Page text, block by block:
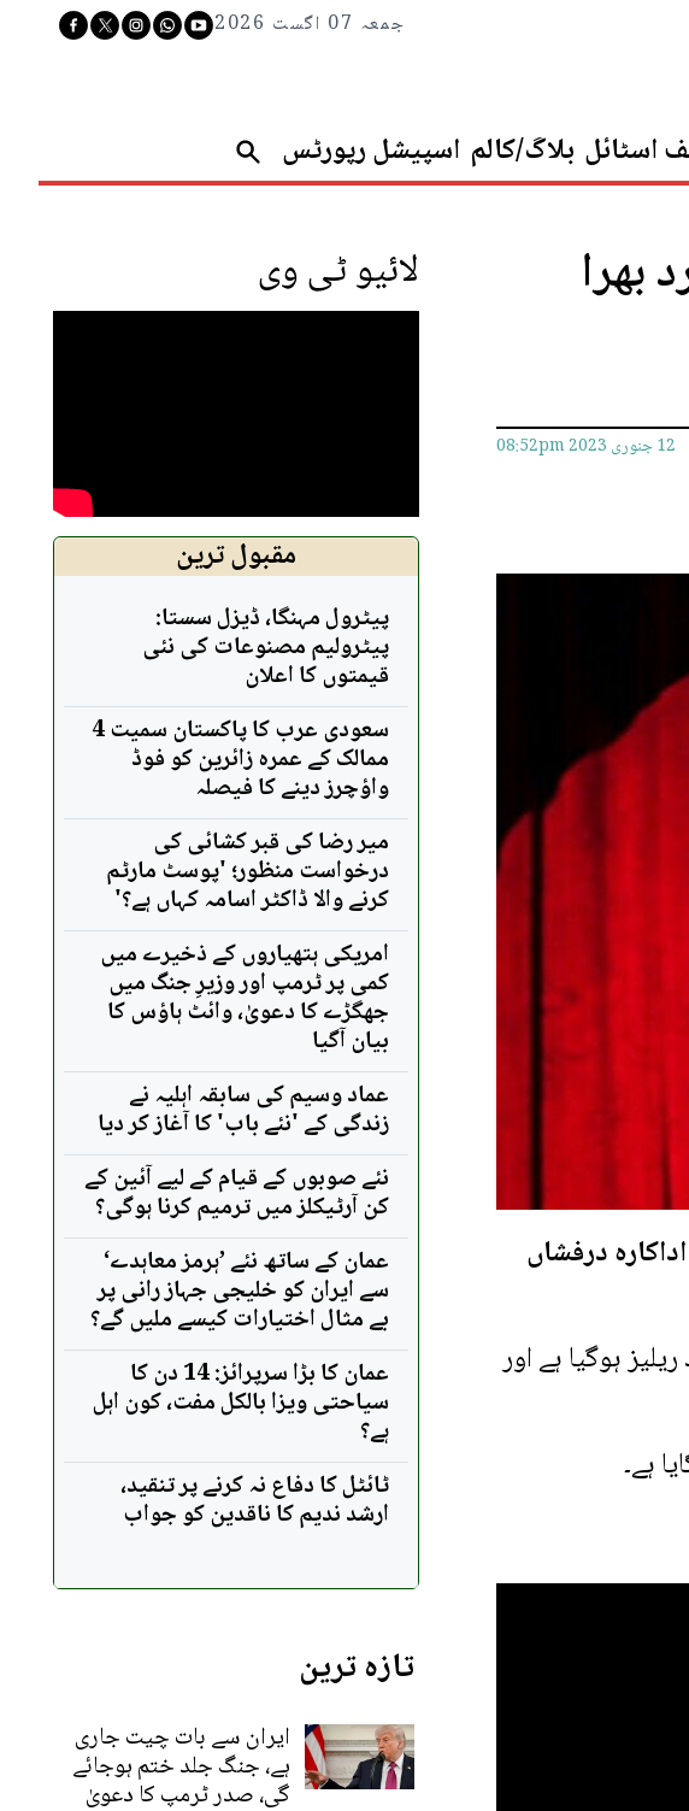
جمعہ 07 اگست 2026
اسٹائل بلاگ/کالم اسپیشل رپورٹس
بھرا
12 جنوری 2023 08:52pm
درفشاں
ہوگیا ہے اور
ہے۔
لائیو ٹی وی
مقبول ترین
پیٹرول مہنگا، ڈیزل سستا:
پیٹرولیم مصنوعات کی نئی
قیمتوں کا اعلان
سعودی عرب کا پاکستان سمیت 4
ممالک کے عمرہ زائرین کو فوڈ
واؤچرز دینے کا فیصلہ
میر رضا کی قبر کشائی کی
درخواست منظور؛ 'پوسٹ مارٹم
کرنے والا ڈاکٹر اسامہ کہاں ہے؟'
امریکی ہتھیاروں کے ذخیرے میں
کمی پر ٹرمپ اور وزیرِ جنگ میں
جھگڑے کا دعویٰ، وائٹ ہاؤس کا
بیان آگیا
عماد وسیم کی سابقہ اہلیہ نے
زندگی کے 'نئے باب' کا آغاز کر دیا
نئے صوبوں کے قیام کے لیے آئین کے
کن آرٹیکلز میں ترمیم کرنا ہوگی؟
عمان کے ساتھ نئے ’ہرمز معاہدے‘
سے ایران کو خلیجی جہاز رانی پر
بے مثال اختیارات کیسے ملیں گے؟
عمان کا بڑا سرپرائز: 14 دن کا
سیاحتی ویزا بالکل مفت، کون اہل
ہے؟
ٹائٹل کا دفاع نہ کرنے پر تنقید،
ارشد ندیم کا ناقدین کو جواب
تازہ ترین
ایران سے بات چیت جاری
ہے، جنگ جلد ختم ہوجائے
گی، صدر ٹرمپ کا دعویٰ